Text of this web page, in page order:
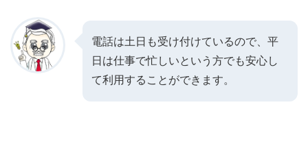
電話は土日も受け付けているので、平
日は仕事で忙しいという方でも安心し
て利用することができます。